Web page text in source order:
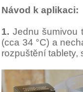
Návod k aplikaci:
1. Jednu šumivou
(cca 34 °C) a
rozpuštění tablety,